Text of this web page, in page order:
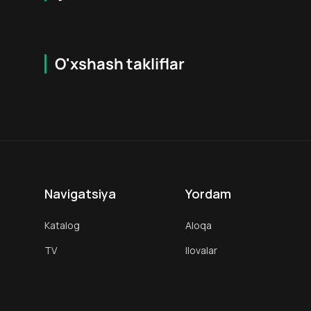
O'xshash takliflar
Navigatsiya
Katalog
TV
Yordam
Aloqa
Ilovalar